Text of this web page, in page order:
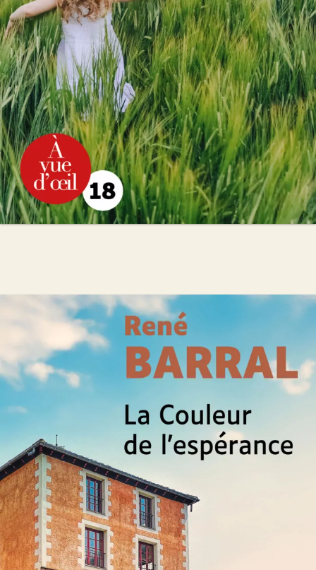
27€
La Couleur de l’espérance
René Barral